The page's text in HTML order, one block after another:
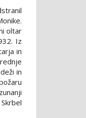
oltar
Iz
in
in